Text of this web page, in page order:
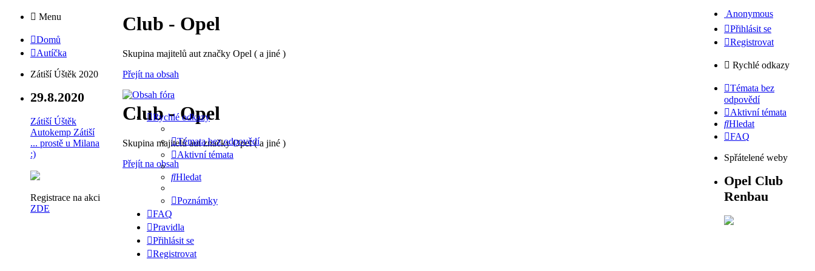
Menu
Domů
Autíčka
Zátiší Úštěk 2020
29.8.2020
Zátiší Úštěk
Autokemp Zátiší
... prostě u Milana
:)
Registrace na akci
ZDE
Club - Opel
Skupina majitelů aut značky Opel ( a jiné )
Přejít na obsah
Club - Opel
Skupina majitelů aut značky Opel ( a jiné )
Přejít na obsah
Rychlé odkazy
Témata bez odpovědí
Aktivní témata
Hledat
Poznámky
FAQ
Pravidla
Přihlásit se
Registrovat
Anonymous
Přihlásit se
Registrovat
Rychlé odkazy
Témata bez
odpovědí
Aktivní témata
Hledat
FAQ
Spřátelené weby
Opel Club
Renbau